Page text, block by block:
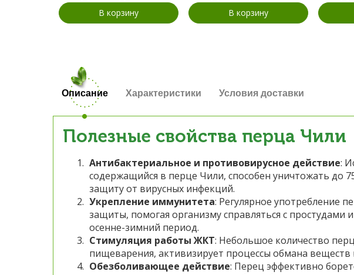
В корзину
В корзину
Описание
Полезные свойства перца Чили
Антибактериальное и противовирусное действие:
содержащийся в перце Чили, способен уничтожать до
защиту от вирусных инфекций.
Укрепление иммунитета: Регулярное употребление
защиты, помогая организму справляться с простудами
осенне-зимний период.
Стимуляция работы ЖКТ: Небольшое количество
пищеварения, активизирует процессы обмана веществ
Обезболивающее действие: Перец эффективно
Характеристики Условия доставки